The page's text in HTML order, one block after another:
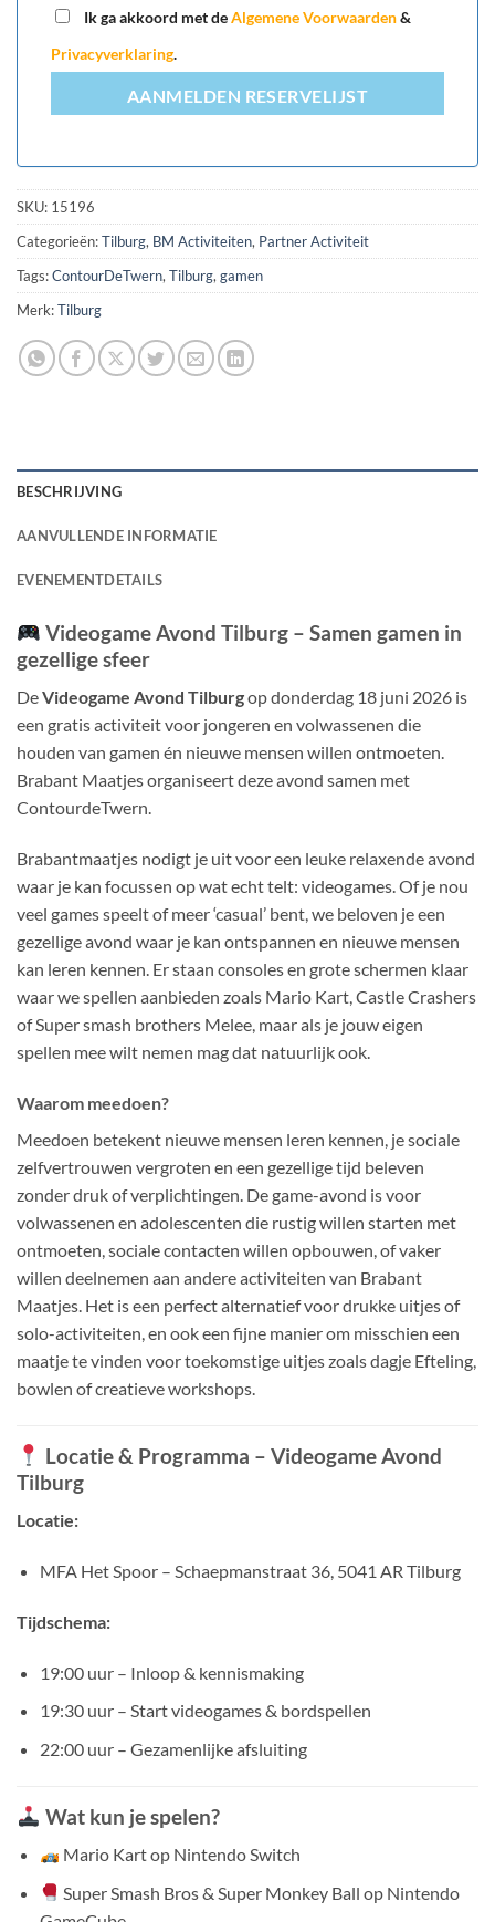
Ik ga akkoord met deAlgemene Voorwaarden&
Privacyverklaring.
AANMELDEN RESERVELIJST
SKU: 15196
Categorieën:Tilburg, BM Activiteiten, Partner Activiteit
Tags:ContourDeTwern, Tilburg, gamen
Merk:Tilburg
BESCHRIJVING
AANVULLENDE INFORMATIE
EVENEMENTDETAILS
Videogame Avond Tilburg – Samen gamen in
gezellige sfeer
DeVideogame Avond Tilburgop donderdag 18 juni 2026 is
een gratis activiteit voor jongeren en volwassenen die
houden van gamen én nieuwe mensen willen ontmoeten.
Brabant Maatjes organiseert deze avond samen met
ContourdeTwern.
Brabantmaatjes nodigt je uit voor een leuke relaxende avond
waar je kan focussen op wat echt telt: videogames. Of je nou
veel games speelt of meer ‘casual’ bent, we beloven je een
gezellige avond waar je kan ontspannen en nieuwe mensen
kan leren kennen. Er staan consoles en grote schermen klaar
waar we spellen aanbieden zoals Mario Kart, Castle Crashers
of Super smash brothers Melee, maar als je jouw eigen
spellen mee wilt nemen mag dat natuurlijk ook.
Waarom meedoen?
Meedoen betekent nieuwe mensen leren kennen, je sociale
zelfvertrouwen vergroten en een gezellige tijd beleven
zonder druk of verplichtingen. De game-avond is voor
volwassenen en adolescenten die rustig willen starten met
ontmoeten, sociale contacten willen opbouwen, of vaker
willen deelnemen aan andere activiteiten van Brabant
Maatjes. Het is een perfect alternatief voor drukke uitjes of
solo-activiteiten, en ook een fijne manier om misschien een
maatje te vinden voor toekomstige uitjes zoals dagje Efteling,
bowlen of creatieve workshops.
Locatie & Programma – Videogame Avond
Tilburg
Locatie:
MFA Het Spoor – Schaepmanstraat 36, 5041 AR Tilburg
Tijdschema:
19:00 uur – Inloop & kennismaking
19:30 uur – Start videogames & bordspellen
22:00 uur – Gezamenlijke afsluiting
Wat kun je spelen?
Mario Kart op Nintendo Switch
Super Smash Bros & Super Monkey Ball op Nintendo